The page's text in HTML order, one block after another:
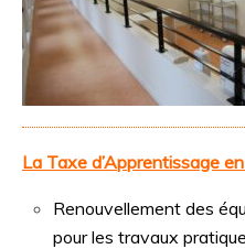
La Taxe d’Apprentissage
Renouvellement des
pour les travaux